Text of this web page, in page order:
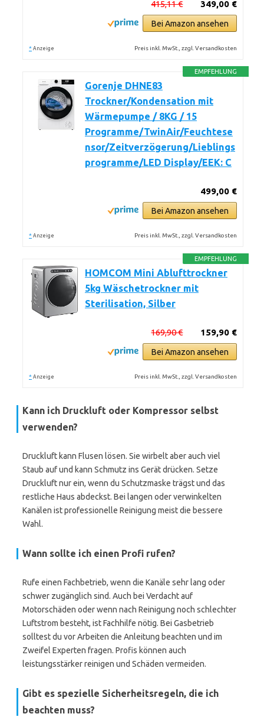
349,00 €
415,11 €
Bei Amazon ansehen
* Anzeige Preis inkl. MwSt., zzgl. Versandkosten
EMPFEHLUNG
Gorenje DHNE83
Trockner/Kondensation mit
Wärmepumpe / 8KG / 15
Programme/TwinAir/Feuchtese
nsor/Zeitverzögerung/Lieblings
programme/LED Display/EEK: C
499,00 €
Bei Amazon ansehen
* Anzeige Preis inkl. MwSt., zzgl. Versandkosten
EMPFEHLUNG
HOMCOM Mini Ablufttrockner
5kg Wäschetrockner mit
Sterilisation, Silber
159,90 €
169,90 €
Bei Amazon ansehen
* Anzeige Preis inkl. MwSt., zzgl. Versandkosten
Kann ich Druckluft oder Kompressor selbst
verwenden?
Druckluft kann Flusen lösen. Sie wirbelt aber auch viel
Staub auf und kann Schmutz ins Gerät drücken. Setze
Druckluft nur ein, wenn du Schutzmaske trägst und das
restliche Haus abdeckst. Bei langen oder verwinkelten
Kanälen ist professionelle Reinigung meist die bessere
Wahl.
Wann sollte ich einen Profi rufen?
Rufe einen Fachbetrieb, wenn die Kanäle sehr lang oder
schwer zugänglich sind. Auch bei Verdacht auf
Motorschäden oder wenn nach Reinigung noch schlechter
Luftstrom besteht, ist Fachhilfe nötig. Bei Gasbetrieb
solltest du vor Arbeiten die Anleitung beachten und im
Zweifel Experten fragen. Profis können auch
leistungsstärker reinigen und Schäden vermeiden.
Gibt es spezielle Sicherheitsregeln, die ich
beachten muss?